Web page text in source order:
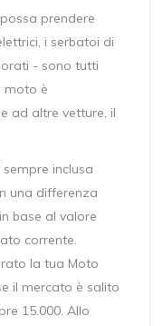
prendere
i serbatoi di
- sono tutti
moto è
ad altre vetture, il
inclusa
una differenza
base al valore
corrente.
la tua Moto
il mercato è salito
15.000. Allo